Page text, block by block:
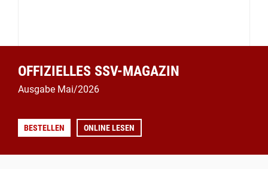
OFFIZIELLES SSV-MAGAZIN
Ausgabe Mai/2026
BESTELLEN ONLINE LESEN